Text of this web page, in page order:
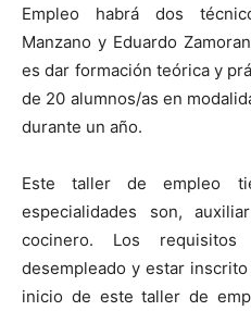
Empleo habrá dos
Manzano y Eduardo
es dar formación teórica y
de 20 alumnos/as en
durante un año.
Este taller de empleo
especialidades son,
cocinero. Los
desempleado y estar
inicio de este taller de